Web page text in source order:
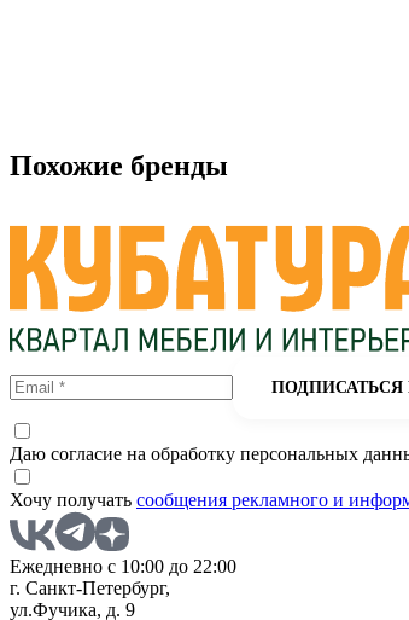
Похожие бренды
ПОДПИСАТЬСЯ
Даю согласие на обработку персональных
Хочу получать сообщения рекламного и
Ежедневно с 10:00 до 22:00
г. Санкт-Петербург,
ул.Фучика, д. 9